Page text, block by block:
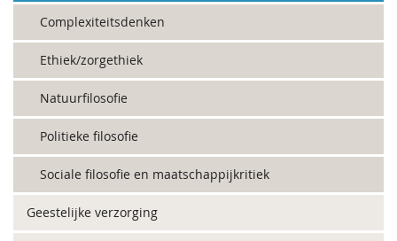
Complexiteitsdenken
Ethiek/zorgethiek
Natuurfilosofie
Politieke filosofie
Sociale filosofie en maatschappijkritiek
Geestelijke verzorging